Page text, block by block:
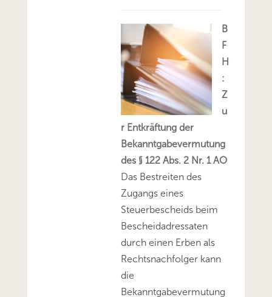
B
F
H
:
Z
u
r Entkräftung der
Bekanntgabevermutung
des § 122 Abs. 2 Nr. 1 AO
Das Bestreiten des
Zugangs eines
Steuerbescheids beim
Bescheidadressaten
durch einen Erben als
Rechtsnachfolger kann
die
Bekanntgabevermutung